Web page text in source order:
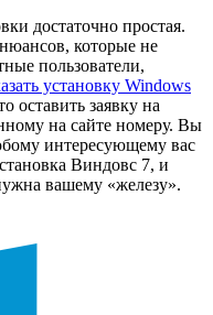
достаточно простая.
которые не
пользователи,
установку Windows
оставить заявку на
на сайте номеру. Вы
интересующему вас
Виндовс 7, и
вашему «железу».